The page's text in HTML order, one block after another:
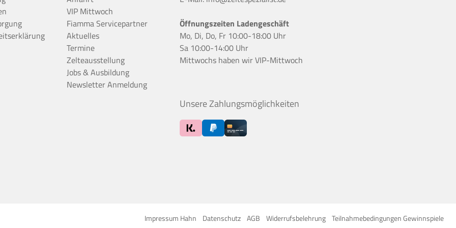
VIP Mittwoch
Fiamma Servicepartner
Aktuelles
Termine
Zelteausstellung
Jobs & Ausbildung
Newsletter Anmeldung
Öffnungszeiten Ladengeschäft
Mo, Di, Do, Fr 10:00-18:00 Uhr
Sa 10:00-14:00 Uhr
Mittwochs haben wirVIP-Mittwoch
Unsere Zahlungsmöglichkeiten
Impressum Hahn Datenschutz AGB Widerrufsbelehrung Teilnahmebedingungen Gewinnspiele